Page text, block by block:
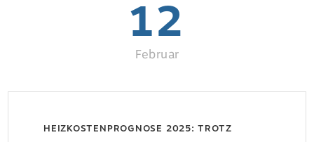
12
Februar
HEIZKOSTENPROGNOSE 2025: TROTZ